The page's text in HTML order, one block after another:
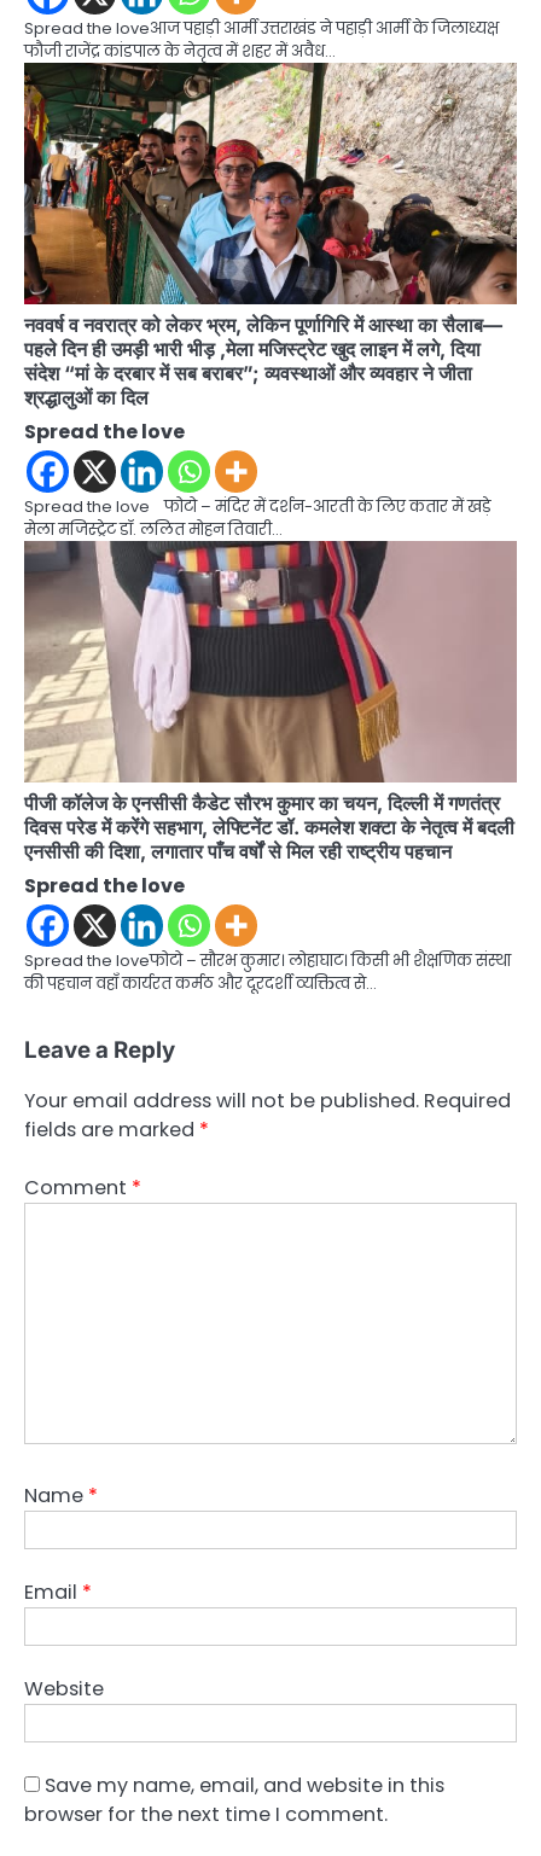
Spread the loveआज पहाड़ी आर्मी उत्तराखंड ने पहाड़ी आर्मी के जिलाध्यक्ष
फौजी राजेंद्र कांडपाल के नेतृत्व में शहर में अवैध…
नववर्ष व नवरात्र को लेकर भ्रम, लेकिन पूर्णागिरि में आस्था का सैलाब—
पहले दिन ही उमड़ी भारी भीड़ ,मेला मजिस्ट्रेट खुद लाइन में लगे, दिया
संदेश “मां के दरबार में सब बराबर”; व्यवस्थाओं और व्यवहार ने जीता
श्रद्धालुओं का दिल
Spread the love
Spread the love फोटो – मंदिर में दर्शन-आरती के लिए कतार में खड़े
मेला मजिस्ट्रेट डॉ. ललित मोहन तिवारी…
पीजी कॉलेज के एनसीसी कैडेट सौरभ कुमार का चयन, दिल्ली में गणतंत्र
दिवस परेड में करेंगे सहभाग, लेफ्टिनेंट डॉ. कमलेश शक्टा के नेतृत्व में बदली
एनसीसी की दिशा, लगातार पाँच वर्षों से मिल रही राष्ट्रीय पहचान
Spread the love
Spread the loveफोटो – सौरभ कुमार। लोहाघाट। किसी भी शैक्षणिक संस्था
की पहचान वहाँ कार्यरत कर्मठ और दूरदर्शी व्यक्तित्व से…
Leave a Reply
Your email address will not be published. Required
fields are marked *
Comment *
Name *
Email *
Website
Save my name, email, and website in this
browser for the next time I comment.